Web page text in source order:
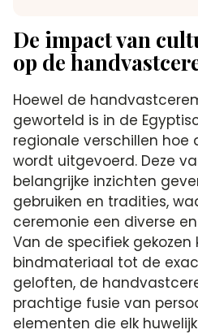
De impact van
op de
Hoewel de
geworteld is in de
regionale verschillen hoe
wordt uitgevoerd. Deze
belangrijke inzichten
gebruiken en tradities,
ceremonie een diverse
Van de specifiek gekozen
bindmateriaal tot de
geloften, de
prachtige fusie van
elementen die elk